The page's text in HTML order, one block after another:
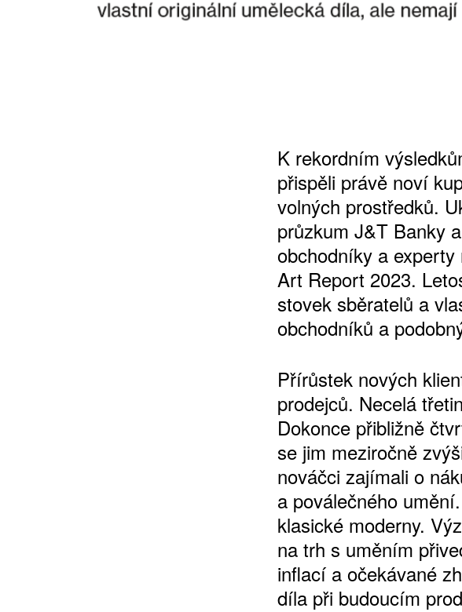
K rekordním
přispěli právě noví
volných prostředků.
průzkum J&T Banky
obchodníky a
Art Report 2023.
stovek sběratelů a
obchodníků a
Přírůstek nových
prodejců. Necelá
Dokonce přibližně
se jim meziročně
nováčci zajímali o
a poválečného
klasické moderny.
na trh s uměním
inflací a očekávané
díla při budoucím
ROČNÍ PŘEDPLATNÉ
365 DNÍ ONLINE
ČLENSKÁ KARTA
KOUPIT PŘEDPLATNÉ